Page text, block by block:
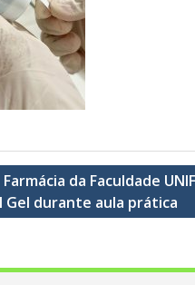
da Faculdade
Gel durante aula prática